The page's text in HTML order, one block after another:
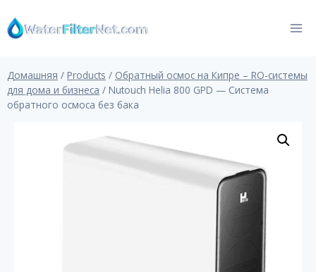
контенту
Домашняя / Products / Обратный осмос на Кипре – RO-системы
для дома и бизнеса / Nutouch Helia 800 GPD — Система
обратного осмоса без бака